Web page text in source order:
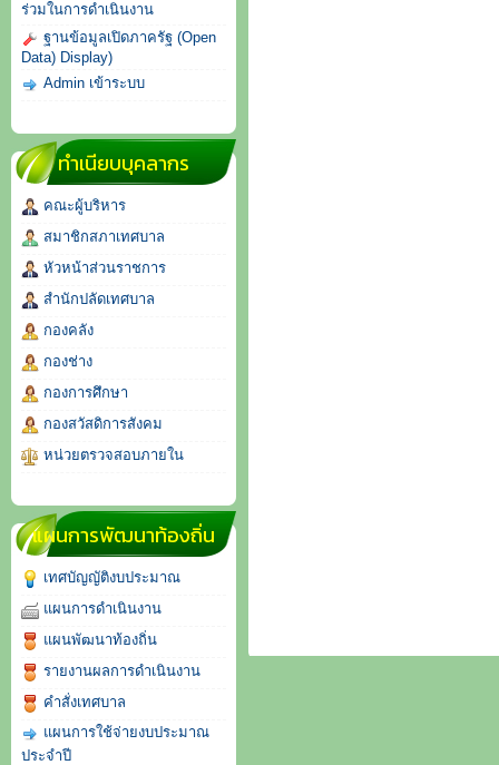
ร่วมในการดำเนินงาน
ฐานข้อมูลเปิดภาครัฐ (Open
Data) Display)
Admin เข้าระบบ
ทำเนียบบุคลากร
คณะผู้บริหาร
สมาชิกสภาเทศบาล
หัวหน้าส่วนราชการ
สำนักปลัดเทศบาล
กองคลัง
กองช่าง
กองการศึกษา
กองสวัสดิการสังคม
หน่วยตรวจสอบภายใน
แผนการพัฒนาท้องถิ่น
เทศบัญญัติงบประมาณ
แผนการดำเนินงาน
แผนพัฒนาท้องถิ่น
รายงานผลการดำเนินงาน
คำสั่งเทศบาล
แผนการใช้จ่ายงบประมาณ
ประจำปี